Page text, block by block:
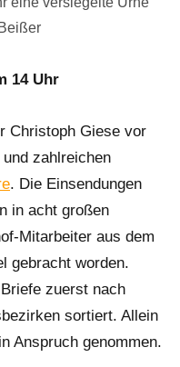
14 Uhr
Christoph Giese vor
zahlreichen
. Die Einsendungen
in acht großen
Mitarbeiter aus dem
gebracht worden.
zuerst nach
sortiert. Allein
Anspruch genommen.